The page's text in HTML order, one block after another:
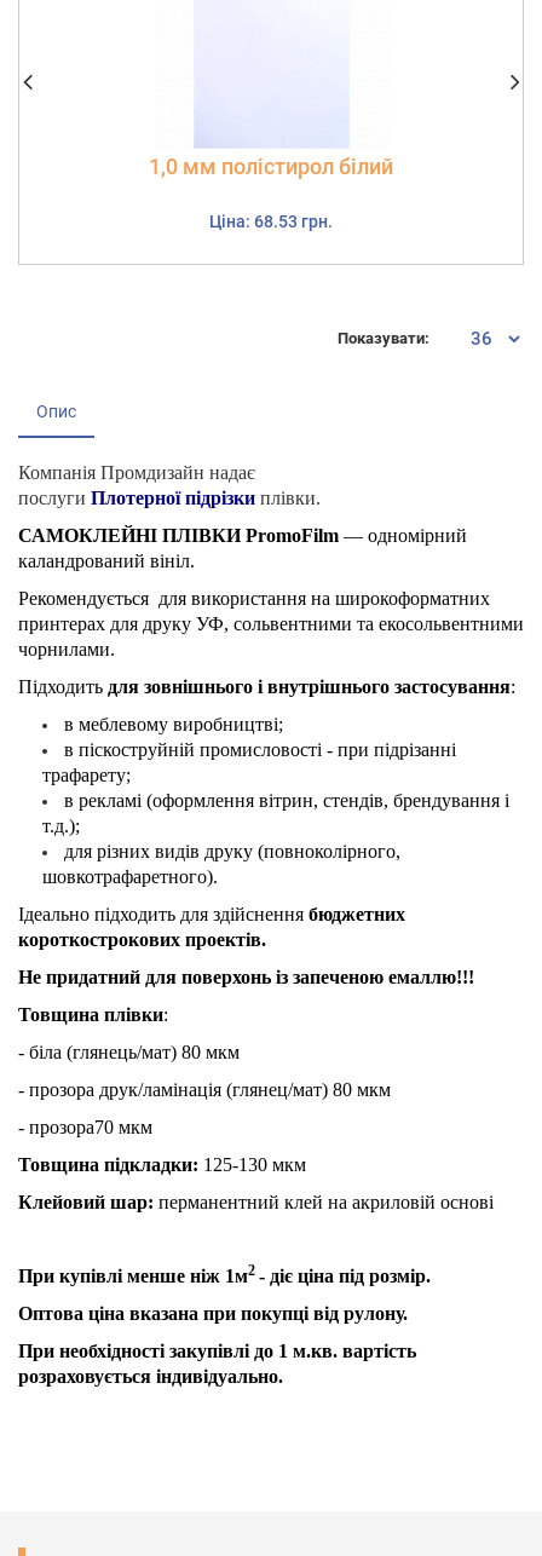
1,0 мм полістирол білий
Ціна: 68.53 грн.
Показувати:
Опис
Компанія Промдизайн надає
послуги Плотерної підрізки плівки.
САМОКЛЕЙНІ ПЛІВКИ PromoFilm — одномірний
каландрований вініл.
Рекомендується для використання на широкоформатних
принтерах для друку УФ, сольвентними та екосольвентними
чорнилами.
Підходить для зовнішнього і внутрішнього застосування:
в меблевому виробництві;
в піскоструйній промисловості - при підрізанні
трафарету;
в рекламі (оформлення вітрин, стендів, брендування і
т.д.);
для різних видів друку (повноколірного,
шовкотрафаретного).
Ідеально підходить для здійснення бюджетних
короткострокових проектів.
Не придатний для поверхонь із запеченою емаллю!!!
Товщина плівки:
- бiла (глянець/мат) 80 мкм
- прозора друк/ламiнацiя (глянец/мат) 80 мкм
- прозора70 мкм
Товщина підкладки: 125-130 мкм
Клейовий шар: перманентний клей на акриловій основі
При купівлі менше ніж 1м2 - діє ціна під розмір.
Оптова ціна вказана при покупці від рулону.
При необхідності закупівлі до 1 м.кв. вартість
розраховується індивідуально.